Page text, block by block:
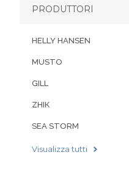
PRODUTTORI
HELLY HANSEN
MUSTO
GILL
ZHIK
SEA STORM
Visualizza tutti